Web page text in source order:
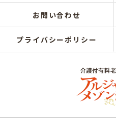
お問い合わせ
プライバシーポリシー